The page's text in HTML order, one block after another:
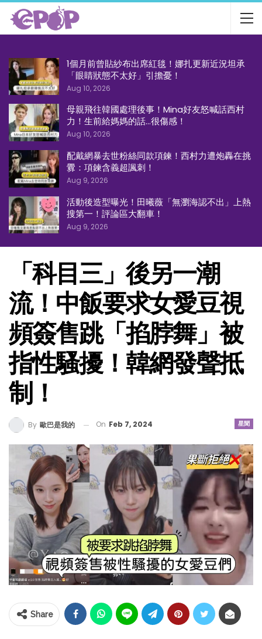
1個月前曾貼紗布出席紅毯！娜扎更新近況坦承
「眼睛狀態不太好」引擔憂！
Aug 10, 2026
母親飛往韓國處理後事！Mina好友怒喊話西村
力！生前給媽媽的話…很傷感！
Aug 10, 2026
配戴網暴去世粉絲同款項鍊！西村力遭炮轟在挑
釁：項鍊含義超諷刺！
Aug 9, 2026
活動後造型曝光！田曦薇「無瀏海認不出」上熱
搜第一！評論區大翻車！
Aug 9, 2026
「科目三」後另一潮
流！中飯要求女愛豆視
頻簽售跳「掐脖舞」被
指性騷擾！韓網發聲抵
制！
星聞
By 歐巴是我的 On Feb 7, 2024
Share